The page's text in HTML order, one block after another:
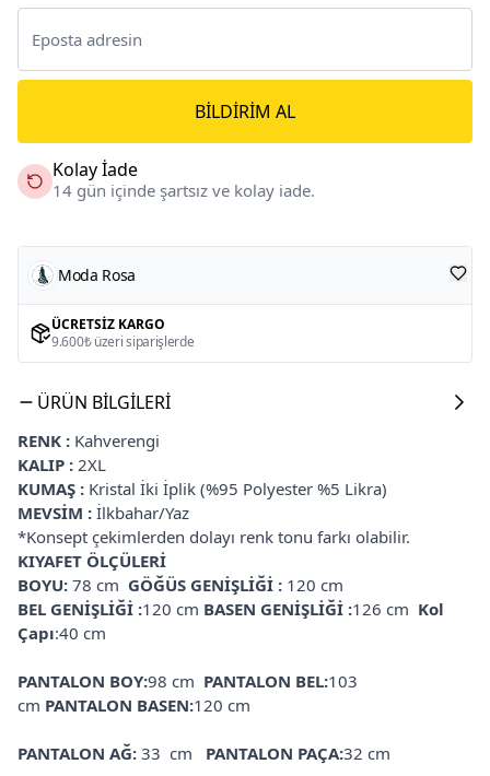
BILDIRIM AL
Kolay İade
14 gün içinde şartsız ve kolay iade.
Moda Rosa
ÜCRETSIZ KARGO
9.600₺ üzeri siparişlerde
ÜRÜN BILGILERI
RENK : Kahverengi
KALIP : 2XL
KUMAŞ : Kristal İki İplik (%95 Polyester %5 Likra)
MEVSİM : İlkbahar/Yaz
*Konsept çekimlerden dolayı renk tonu farkı olabilir.
KIYAFET ÖLÇÜLERİ
BOYU: 78 cm GÖĞÜS GENİŞLİĞİ : 120 cm
BEL GENİŞLİĞİ :120 cm BASEN GENİŞLİĞİ :126 cm Kol
Çapı:40 cm
PANTALON BOY:98 cm PANTALON BEL:103
cm PANTALON BASEN:120 cm
PANTALON AĞ: 33 cm PANTALON PAÇA:32 cm